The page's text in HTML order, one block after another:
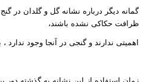
گمانه دیگر درباره نشانه گل و گلدان در
ظرافت حکاکی نشده باشند،
اهمیتی ندارند و گنجی در آنجا وجود ندارد